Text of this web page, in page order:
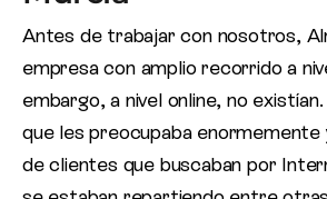
Antes de trabajar con nosotros,
empresa con amplio recorrido a
embargo, a nivel online, no
que les preocupaba enormemente
de clientes que buscaban por